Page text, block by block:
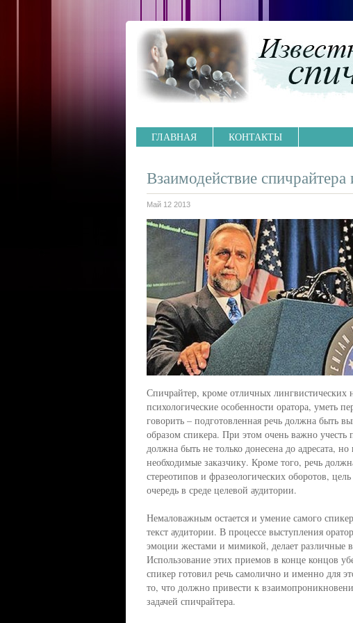
ГЛАВНАЯ КОНТАКТЫ
Взаимодействие спичрайтера
Май 12 2013
Спичрайтер, кроме отличных лингвистических
психологические особенности оратора, уметь
говорить – подготовленная речь должна быть
образом спикера. При этом очень важно учесть
должна быть не только донесена до адресата,
необходимые заказчику. Кроме того, речь
стереотипов и фразеологических оборотов,
очередь в среде целевой аудитории.
Немаловажным остается и умение самого
текст аудитории. В процессе выступления
эмоции жестами и мимикой, делает различные
Использование этих приемов в конце концов
спикер готовил речь самолично и именно для
то, что должно привести к
задачей спичрайтера.